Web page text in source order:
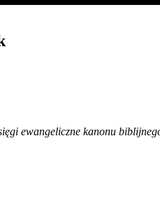
ewangeliczne kanonu